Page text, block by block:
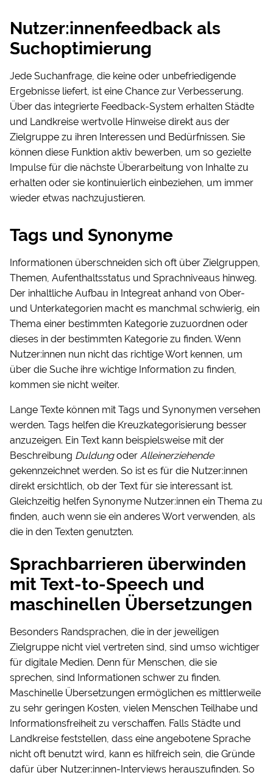
Nutzer:innenfeedback als
Suchoptimierung
Jede Suchanfrage, die keine oder unbefriedigende
Ergebnisse liefert, ist eine Chance zur Verbesserung.
Über das integrierte Feedback-System erhalten Städte
und Landkreise wertvolle Hinweise direkt aus der
Zielgruppe zu ihren Interessen und Bedürfnissen. Sie
können diese Funktion aktiv bewerben, um so gezielte
Impulse für die nächste Überarbeitung von Inhalte zu
erhalten oder sie kontinuierlich einbeziehen, um immer
wieder etwas nachzujustieren.
Tags und Synonyme
Informationen überschneiden sich oft über Zielgruppen,
Themen, Aufenthaltsstatus und Sprachniveaus hinweg.
Der inhaltliche Aufbau in Integreat anhand von Ober-
und Unterkategorien macht es manchmal schwierig, ein
Thema einer bestimmten Kategorie zuzuordnen oder
dieses in der bestimmten Kategorie zu finden. Wenn
Nutzer:innen nun nicht das richtige Wort kennen, um
über die Suche ihre wichtige Information zu finden,
kommen sie nicht weiter.
Lange Texte können mit Tags und Synonymen versehen
werden. Tags helfen die Kreuzkategorisierung besser
anzuzeigen. Ein Text kann beispielsweise mit der
Beschreibung Duldungoder Alleinerziehende
gekennzeichnet werden. So ist es für die Nutzer:innen
direkt ersichtlich, ob der Text für sie interessant ist.
Gleichzeitig helfen Synonyme Nutzer:innen ein Thema zu
finden, auch wenn sie ein anderes Wort verwenden, als
die in den Texten genutzten.
Sprachbarrieren überwinden
mit Text-to-Speech und
maschinellen Übersetzungen
Besonders Randsprachen, die in der jeweiligen
Zielgruppe nicht viel vertreten sind, sind umso wichtiger
für digitale Medien. Denn für Menschen, die sie
sprechen, sind Informationen schwer zu finden.
Maschinelle Übersetzungen ermöglichen es mittlerweile
zu sehr geringen Kosten, vielen Menschen Teilhabe und
Informationsfreiheit zu verschaffen. Falls Städte und
Landkreise feststellen, dass eine angebotene Sprache
nicht oft benutzt wird, kann es hilfreich sein, die Gründe
dafür über Nutzer:innen-Interviews herauszufinden. So